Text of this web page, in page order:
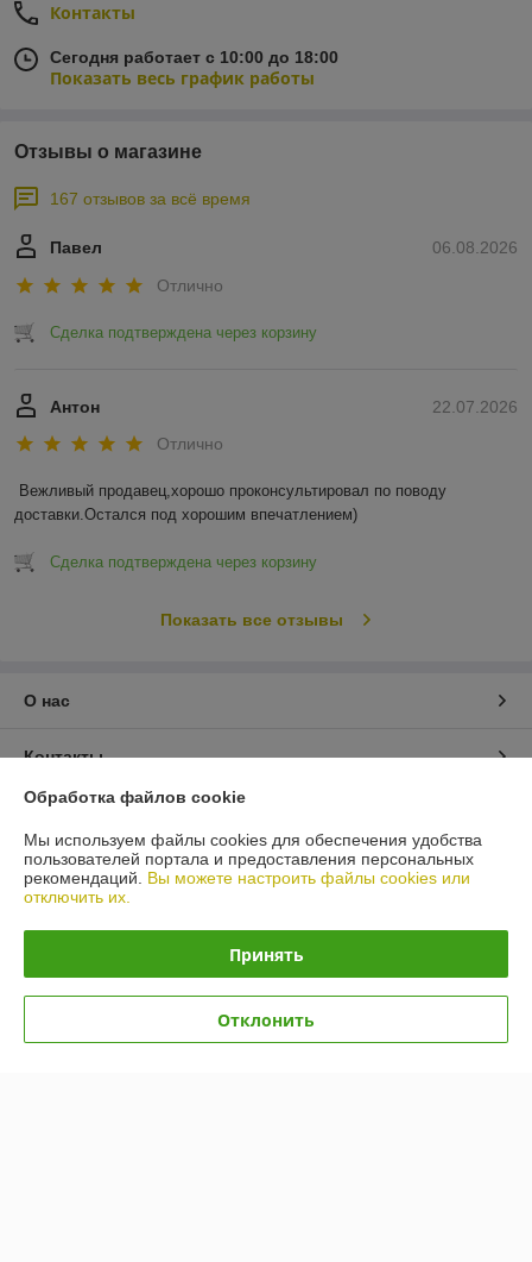
Контакты
Сегодня работает с 10:00 до 18:00
Показать весь график работы
Отзывы о магазине
167 отзывов за всё время
06.08.2026
Павел
Отлично
Сделка подтверждена через корзину
22.07.2026
Антон
Отлично
Вежливый продавец,хорошо проконсультировал по поводу
доставки.Остался под хорошим впечатлением)
Сделка подтверждена через корзину
Показать все отзывы
О нас
Контакты
Доставка и оплата
График работы
Политика обработки cookies
Обработка файлов cookie
Мы используем файлы cookies для обеспечения удобства
пользователей портала и предоставления персональных
рекомендаций. Вы можете настроить файлы cookies или
отключить их.
Принять
Отклонить